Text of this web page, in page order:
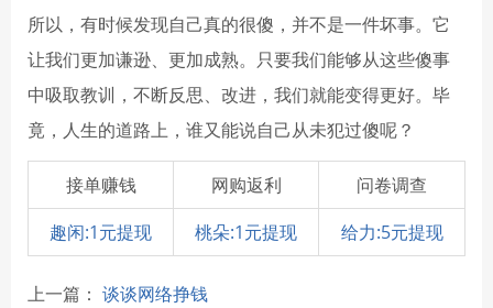
所以，有时候发现自己真的很傻，并不是一件坏事。它
让我们更加谦逊、更加成熟。只要我们能够从这些傻事
中吸取教训，不断反思、改进，我们就能变得更好。毕
竟，人生的道路上，谁又能说自己从未犯过傻呢？
接单赚钱 网购返利
问卷调查
趣闲:1元提现
桃朵:1元提现 给力:5元提现
上一篇： 谈谈网络挣钱